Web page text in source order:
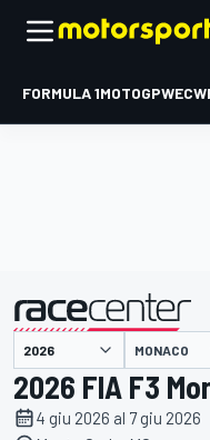
FORMULA 1MOTOGPWEC
presentato da MONACO
2026 FIA F3
4 giu 2026 al 7 giu 2026